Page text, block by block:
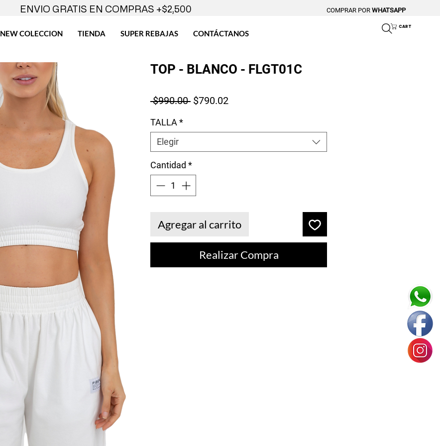
NEW COLECCION TIENDA SUPER REBAJAS CONTÁCTANOS
ENVIO GRATIS EN COMPRAS +$2,500
CART
COMPRAR POR WHATSAPP
TOP - BLANCO - FLGT01C
$990.00 Precio
$790.02Precio de oferta
TALLA *
Elegir
Cantidad *
Agregar al carrito
Realizar Compra